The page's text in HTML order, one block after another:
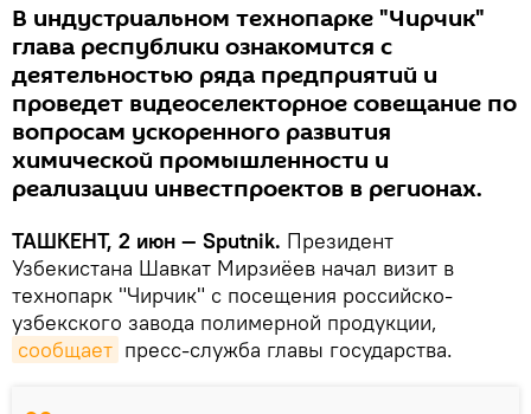
В индустриальном технопарке "Чирчик"
глава республики ознакомится с
деятельностью ряда предприятий и
проведет видеоселекторное совещание по
вопросам ускоренного развития
химической промышленности и
реализации инвестпроектов в регионах.
ТАШКЕНТ, 2 июн — Sputnik. Президент
Узбекистана Шавкат Мирзиёев начал визит в
технопарк "Чирчик" с посещения российско-
узбекского завода полимерной продукции,
сообщает пресс-служба главы государства.